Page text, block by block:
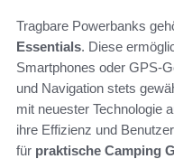
Tragbare Powerbanks
Essentials. Diese
Smartphones oder GPS-
und Navigation stets
mit neuester Technologie
ihre Effizienz und
für praktische Camping